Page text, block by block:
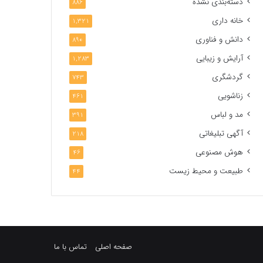
886
خانه داری 1,321
دانش و فناوری 890
آرایش و زیبایی 1,283
گردشگری 743
زناشویی 461
مد و لباس 391
آگهی تبلیغاتی 218
هوش مصنوعی 46
طبیعت و محیط زیست 44
صفحه اصلی تماس با ما